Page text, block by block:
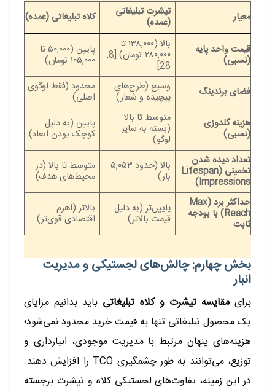
معیار تیشرت تبلیغاتی
(عمده) کلاه تبلیغاتی (عمده)
قیمت واحد پایه
(نسبی)
بالا (۱۳۸,۰۰۰ تا
۲۸۰,۰۰۰ تومان) [8,
28]
پایین (۵۰,۰۰۰ تا
۱۰۵,۰۰۰ تومان)
فضای برندینگ وسیع (طرح‌های
پیچیده و شعار)
محدود (فقط لوگوی
اصلی)
هزینه گلدوزی
(نسبی)
متوسط تا بالا
(بسته به سایز
لوگو)
پایین (به دلیل
کوچک بودن ابعاد)
تعداد دیده شدن
تخمینی (Lifespan
Impressions)
بالا (حدود ۵,۰۵۳
بار)
متوسط تا بالا (در
محیط‌های هدف)
حداکثر برد (Max
Reach) با بودجه
ثابت
پایین‌تر (به دلیل
قیمت بالاتر)
بالاتر (اهرم
اقتصادی قوی‌تر)
بخش چهارم: چالش‌های لجستیکی و مدیریت
انبار
برایمقایسه تیشرت و کلاه تبلیغاتی باید بدانیم مزایای
یک محصول تبلیغاتی تنها به قیمت خرید محدود نمی‌شود؛
هزینه‌های پنهان مرتبط با مدیریت موجودی، انبارداری و
توزیع، می‌توانند به طور چشمگیری TCO را افزایش دهند.
در این زمینه، تفاوت‌های لجستیکی کلاه و تیشرت برجسته